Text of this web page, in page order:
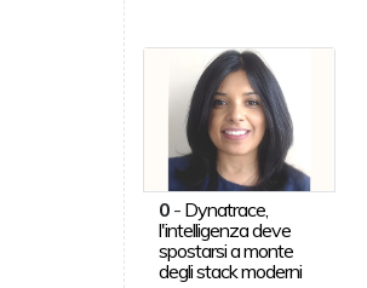
0- Dynatrace,
l'intelligenza deve
spostarsi a monte
degli stack moderni